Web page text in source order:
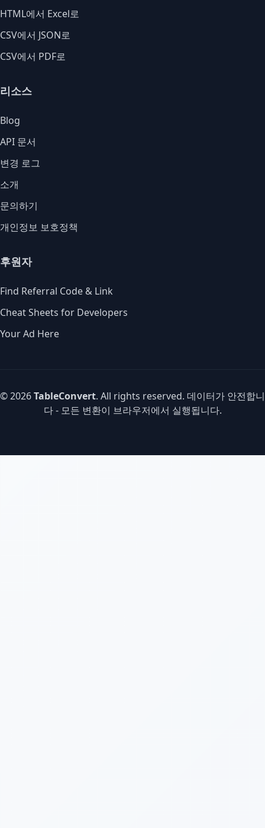
HTML에서 Excel로
CSV에서 JSON로
CSV에서 PDF로
리소스
Blog
API 문서
변경 로그
소개
문의하기
개인정보 보호정책
후원자
Find Referral Code & Link
Cheat Sheets for Developers
Your Ad Here
© 2026TableConvert. All rights reserved. 데이터가 안전합니
다 - 모든 변환이 브라우저에서 실행됩니다.